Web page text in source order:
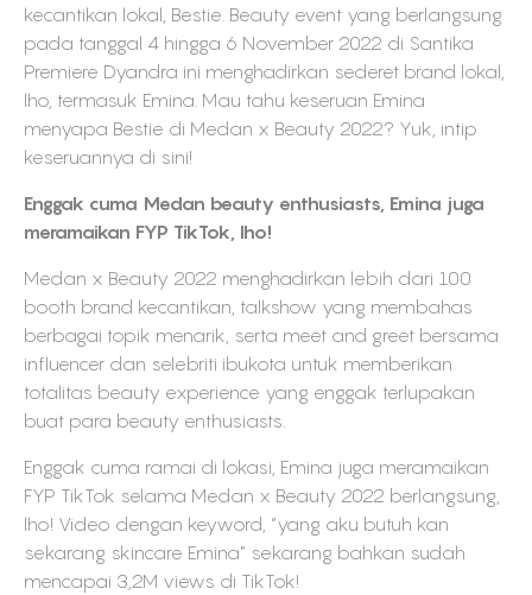
kecantikan lokal, Bestie. Beauty event yang berlangsung
pada tanggal 4 hingga 6 November 2022 di Santika
Premiere Dyandra ini menghadirkan sederet brand lokal,
lho, termasuk Emina. Mau tahu keseruan Emina
menyapa Bestie di Medan x Beauty 2022? Yuk, intip
keseruannya di sini!
Enggak cuma Medan beauty enthusiasts, Emina juga
meramaikan FYP TikTok, lho!
Medan x Beauty 2022 menghadirkan lebih dari 100
booth brand kecantikan, talkshow yang membahas
berbagai topik menarik, serta meet and greet bersama
influencer dan selebriti ibukota untuk memberikan
totalitas beauty experience yang enggak terlupakan
buat para beauty enthusiasts.
Enggak cuma ramai di lokasi, Emina juga meramaikan
FYP TikTok selama Medan x Beauty 2022 berlangsung,
lho! Video dengan keyword, “yang aku butuh kan
sekarang skincare Emina” sekarang bahkan sudah
mencapai 3,2M views di TikTok!